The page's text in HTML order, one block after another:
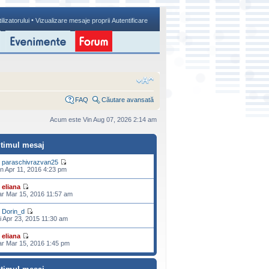
• Vizualizare mesaje proprii Autentificare
FAQ Căutare avansată
Acum este Vin Aug 07, 2026 2:14 am
mesaj
paraschivrazvan25
Apr 11, 2016 4:23 pm
eliana
Mar 15, 2016 11:57 am
Dorin_d
Apr 23, 2015 11:30 am
eliana
Mar 15, 2016 1:45 pm